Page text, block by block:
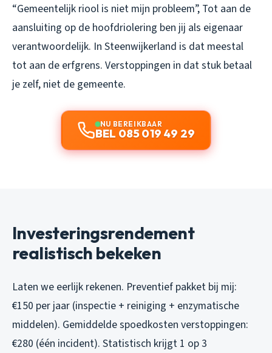
“Gemeentelijk riool is niet mijn probleem”, Tot aan de
aansluiting op de hoofdriolering ben jij als eigenaar
verantwoordelijk. In Steenwijkerland is dat meestal
tot aan de erfgrens. Verstoppingen in dat stuk betaal
je zelf, niet de gemeente.
NU BEREIKBAAR
BEL 085 019 49 29
Investeringsrendement
realistisch bekeken
Laten we eerlijk rekenen. Preventief pakket bij mij:
€150 per jaar (inspectie + reiniging + enzymatische
middelen). Gemiddelde spoedkosten verstoppingen:
€280 (één incident). Statistisch krijgt 1 op 3